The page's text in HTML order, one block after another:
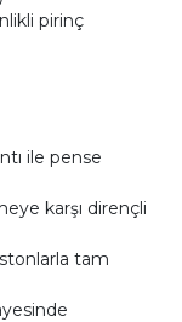
pirinç
ile pense
karşı dirençli
tam